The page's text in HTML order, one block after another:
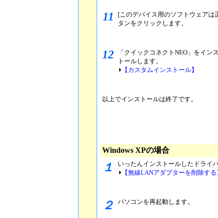
11
[このデバイス用のソフトウェア
タンをクリックします。
12
「クイックコネクトNEO」をイ
トールします。
【カスタムインストール】
以上でインストールは終了です。
Windows XPの場合
１
いったんインストールしたドライ
【無線LANアダプターを削除す
２ パソコンを再起動します。